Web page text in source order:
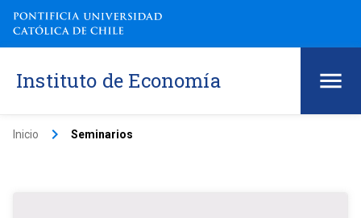
Instituto de Economía
Inicio keyboard_arrow_right Seminarios